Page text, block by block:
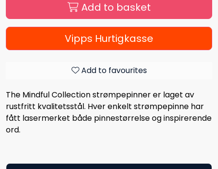
Add to basket
Vipps Hurtigkasse
Add to favourites
The Mindful Collection strømpepinner er laget av
rustfritt kvalitetsstål. Hver enkelt strømpepinne har
fått lasermerket både pinnestørrelse og inspirerende
ord.